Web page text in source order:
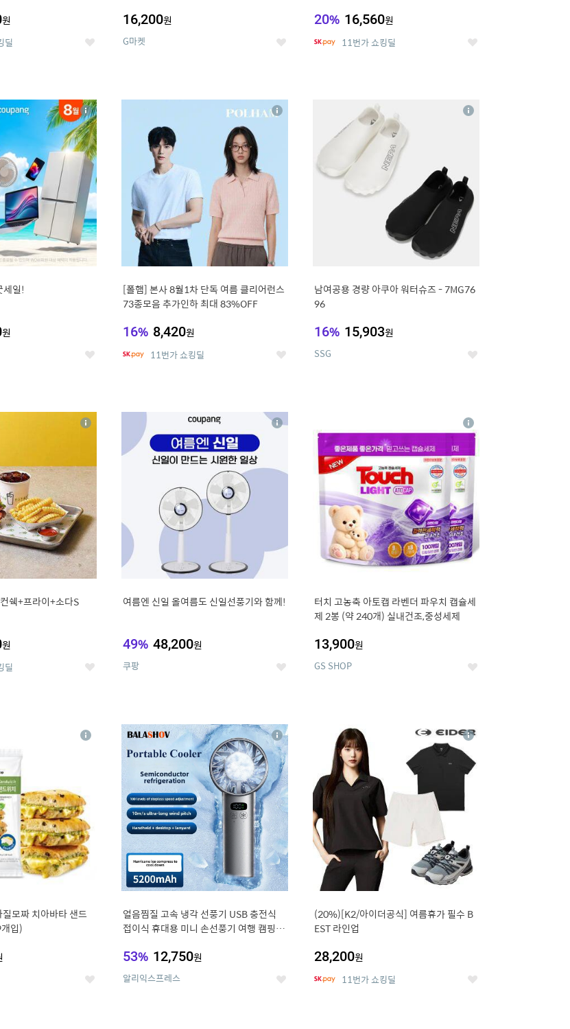
원
딜 좋
16,200원
G마켓 좋
20% 16,560원
11번가 쇼킹딜 좋
세일!
원
좋
상
세
11
[폴햄] 본사 8월1차 단독 여름 클리어런스
73종모음 추가인하 최대 83%OFF
16% 8,420원
11번가 쇼킹딜 좋
상
남여공용 경량 아쿠아 워터슈즈 - 7MG76
96
16% 15,903원
SSG 좋
상
쉑+프라이+소다S
원
딜 좋
상
15
여름엔 신일 올여름도 신일선풍기와 함께!
49% 48,200원
쿠팡 좋
상
터치 고농축 아토캡 라벤더 파우치 캡슐세
제 2봉 (약 240개) 실내건조,중성세제
13,900원
GS SHOP 좋
상
세
모짜 치아바타 샌드
입)
좋
상
19
얼음찜질 고속 냉각 선풍기 USB 충전식
접이식 휴대용 미니 손선풍기 여행 캠핑 아
53% 12,750원
알리익스프레스 좋
상
세
(20%)[K2/아이더공식] 여름휴가 필수 B
EST 라인업
28,200원
11번가 쇼킹딜 좋
상